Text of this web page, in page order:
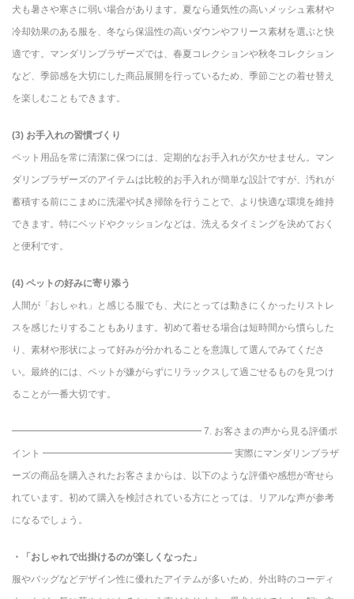
犬も暑さや寒さに弱い場合があります。夏なら通気性の高いメッシュ素材や
冷却効果のある服を、冬なら保温性の高いダウンやフリース素材を選ぶと快
適です。マンダリンブラザーズでは、春夏コレクションや秋冬コレクション
など、季節感を大切にした商品展開を行っているため、季節ごとの着せ替え
を楽しむこともできます。
(3) お手入れの習慣づくり
ペット用品を常に清潔に保つには、定期的なお手入れが欠かせません。マン
ダリンブラザーズのアイテムは比較的お手入れが簡単な設計ですが、汚れが
蓄積する前にこまめに洗濯や拭き掃除を行うことで、より快適な環境を維持
できます。特にベッドやクッションなどは、洗えるタイミングを決めておく
と便利です。
(4) ペットの好みに寄り添う
人間が「おしゃれ」と感じる服でも、犬にとっては動きにくかったりストレ
スを感じたりすることもあります。初めて着せる場合は短時間から慣らした
り、素材や形状によって好みが分かれることを意識して選んでみてくださ
い。最終的には、ペットが嫌がらずにリラックスして過ごせるものを見つけ
ることが一番大切です。
━━━━━━━━━━━━━━━━━━━━ 7. お客さまの声から見る評価ポ
イント ━━━━━━━━━━━━━━━━━━━━ 実際にマンダリンブラザ
ーズの商品を購入されたお客さまからは、以下のような評価や感想が寄せら
れています。初めて購入を検討されている方にとっては、リアルな声が参考
になるでしょう。
・「おしゃれで出掛けるのが楽しくなった」
服やバッグなどデザイン性に優れたアイテムが多いため、外出時のコーディ